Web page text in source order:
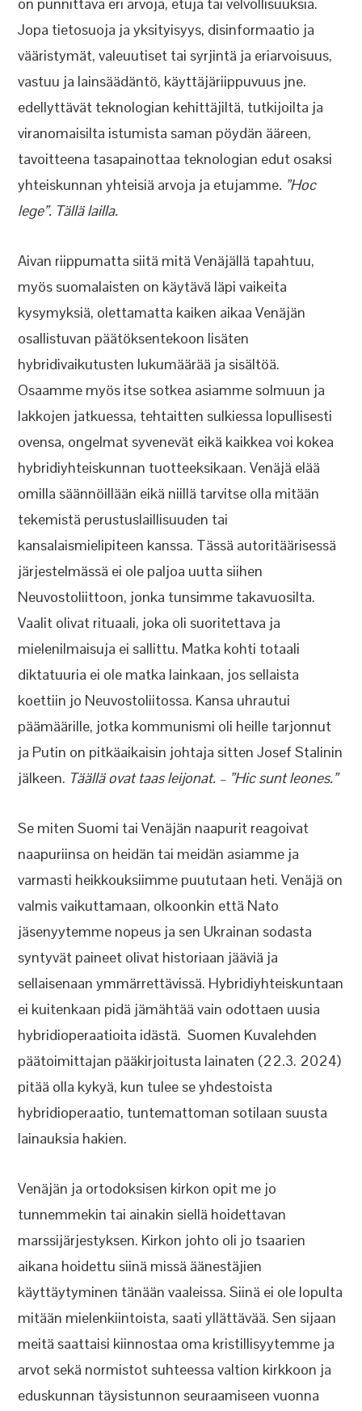
Jopa tietosuoja ja yksityisyys, disinformaatio ja
vääristymät, valeuutiset tai syrjintä ja eriarvoisuus,
vastuu ja lainsäädäntö, käyttäjäriippuvuus jne.
edellyttävät teknologian kehittäjiltä, tutkijoilta ja
viranomaisilta istumista saman pöydän ääreen,
tavoitteena tasapainottaa teknologian edut osaksi
yhteiskunnan yhteisiä arvoja ja etujamme. ”Hoc
lege”. Tällä lailla.
Aivan riippumatta siitä mitä Venäjällä tapahtuu,
myös suomalaisten on käytävä läpi vaikeita
kysymyksiä, olettamatta kaiken aikaa Venäjän
osallistuvan päätöksentekoon lisäten
hybridivaikutusten lukumäärää ja sisältöä.
Osaamme myös itse sotkea asiamme solmuun ja
lakkojen jatkuessa, tehtaitten sulkiessa lopullisesti
ovensa, ongelmat syvenevät eikä kaikkea voi kokea
hybridiyhteiskunnan tuotteeksikaan. Venäjä elää
omilla säännöillään eikä niillä tarvitse olla mitään
tekemistä perustuslaillisuuden tai
kansalaismielipiteen kanssa. Tässä autoritäärisessä
järjestelmässä ei ole paljoa uutta siihen
Neuvostoliittoon, jonka tunsimme takavuosilta.
Vaalit olivat rituaali, joka oli suoritettava ja
mielenilmaisuja ei sallittu. Matka kohti totaali
diktatuuria ei ole matka lainkaan, jos sellaista
koettiin jo Neuvostoliitossa. Kansa uhrautui
päämäärille, jotka kommunismi oli heille tarjonnut
ja Putin on pitkäaikaisin johtaja sitten Josef Stalinin
jälkeen. Täällä ovat taas leijonat. – ”Hic sunt leones.”
Se miten Suomi tai Venäjän naapurit reagoivat
naapuriinsa on heidän tai meidän asiamme ja
varmasti heikkouksiimme puututaan heti. Venäjä on
valmis vaikuttamaan, olkoonkin että Nato
jäsenyytemme nopeus ja sen Ukrainan sodasta
syntyvät paineet olivat historiaan jääviä ja
sellaisenaan ymmärrettävissä. Hybridiyhteiskuntaan
ei kuitenkaan pidä jämähtää vain odottaen uusia
hybridioperaatioita idästä. Suomen Kuvalehden
päätoimittajan pääkirjoitusta lainaten (22.3. 2024)
pitää olla kykyä, kun tulee se yhdestoista
hybridioperaatio, tuntemattoman sotilaan suusta
lainauksia hakien.
Venäjän ja ortodoksisen kirkon opit me jo
tunnemmekin tai ainakin siellä hoidettavan
marssijärjestyksen. Kirkon johto oli jo tsaarien
aikana hoidettu siinä missä äänestäjien
käyttäytyminen tänään vaaleissa. Siinä ei ole lopulta
mitään mielenkiintoista, saati yllättävää. Sen sijaan
meitä saattaisi kiinnostaa oma kristillisyytemme ja
arvot sekä normistot suhteessa valtion kirkkoon ja
eduskunnan täysistunnon seuraamiseen vuonna